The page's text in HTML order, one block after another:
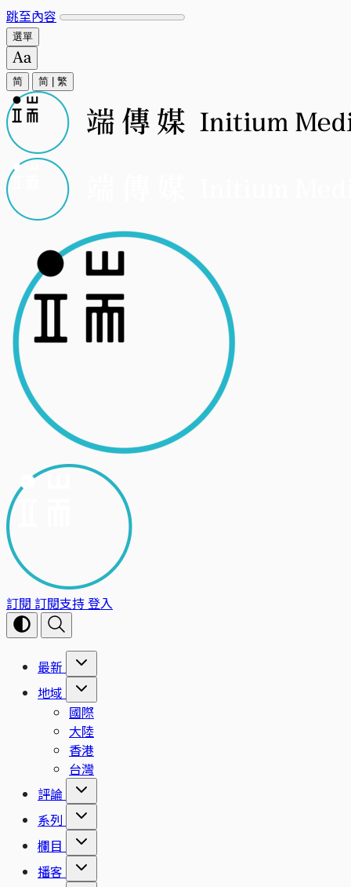
跳至內容
選單
简 简 繁
訂閱 訂閱支持登入
最新
地域
國際
大陸
香港
台灣
評論
系列
欄目
播客